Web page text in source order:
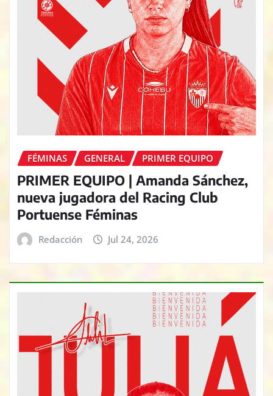
FÉMINAS GENERAL PRIMER EQUIPO
PRIMER EQUIPO | Amanda Sánchez,
nueva jugadora del Racing Club
Portuense Féminas
Redacción Jul 24, 2026